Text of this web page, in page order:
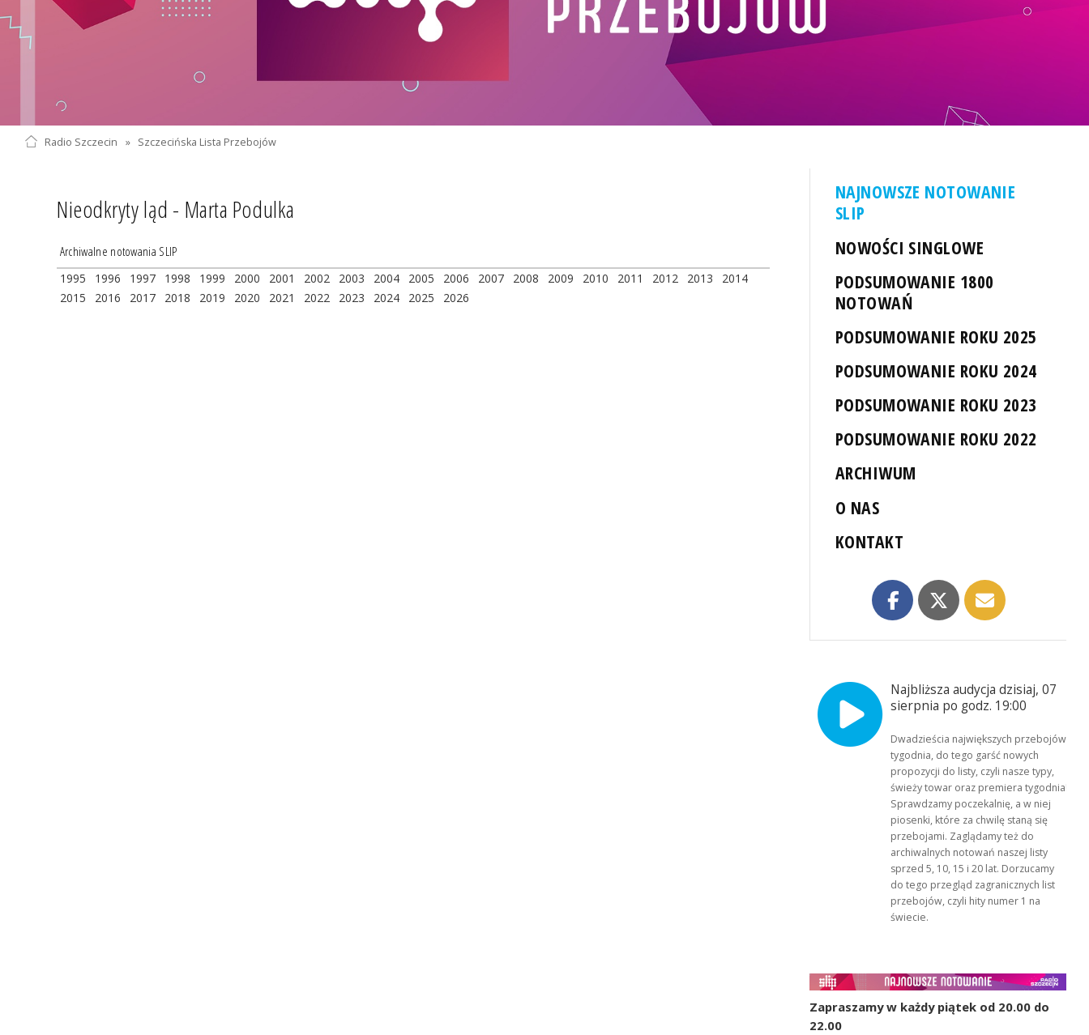
Radio Szczecin » Szczecińska Lista Przebojów
Nieodkryty ląd - Marta Podulka
Archiwalne notowania SLIP
1995 1996 1997 1998 1999 2000 2001 2002 2003 2004 2005 2006 2007 2008 2009 2010 2011 2012 2013
2014
2015
2016 2017 2018 2019 2020 2021 2022 2023 2024 2025 2026
NAJNOWSZE NOTOWANIE
SLIP
NOWOŚCI SINGLOWE
PODSUMOWANIE 1800
NOTOWAŃ
PODSUMOWANIE ROKU 2025
PODSUMOWANIE ROKU 2024
PODSUMOWANIE ROKU 2023
PODSUMOWANIE ROKU 2022
ARCHIWUM
O NAS
KONTAKT
Najbliższa audycja dzisiaj, 07
sierpnia po godz. 19:00
Dwadzieścia największych przebojów
tygodnia, do tego garść nowych
propozycji do listy, czyli nasze typy,
świeży towar oraz premiera tygodnia!
Sprawdzamy poczekalnię, a w niej
piosenki, które za chwilę staną się
przebojami. Zaglądamy też do
archiwalnych notowań naszej listy
sprzed 5, 10, 15 i 20 lat. Dorzucamy
do tego przegląd zagranicznych list
przebojów, czyli hity numer 1 na
świecie.
Zapraszamy w każdy piątek od 20.00 do
22.00